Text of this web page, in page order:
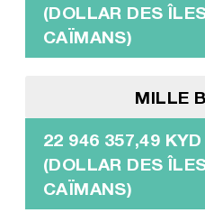
(DOLLAR DES
CAÏMANS)
MILLE
22 946 357,49 KYD
(DOLLAR DES
CAÏMANS)